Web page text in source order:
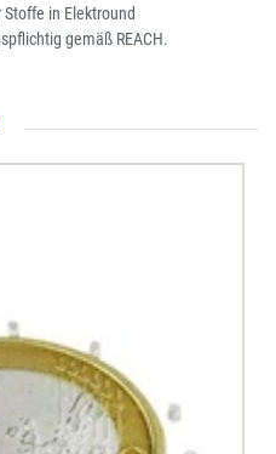
in Elektround
gemäß REACH.